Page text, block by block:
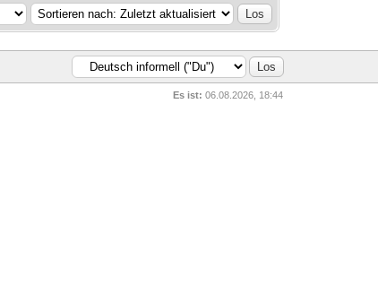
Es ist: 06.08.2026, 18:44